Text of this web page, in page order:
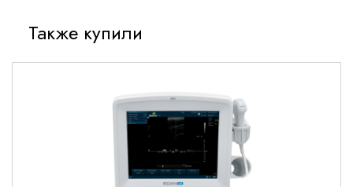
Resona и DC
Технические характеристики
Параметры сканирования
Частотный диапазон: 6-14 МГц (расширяемый до 18 МГц в
Также купили